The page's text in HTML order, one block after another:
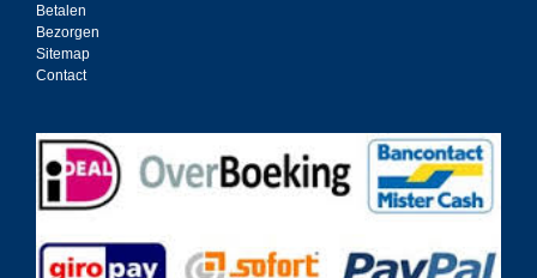
Betalen
Bezorgen
Sitemap
Contact